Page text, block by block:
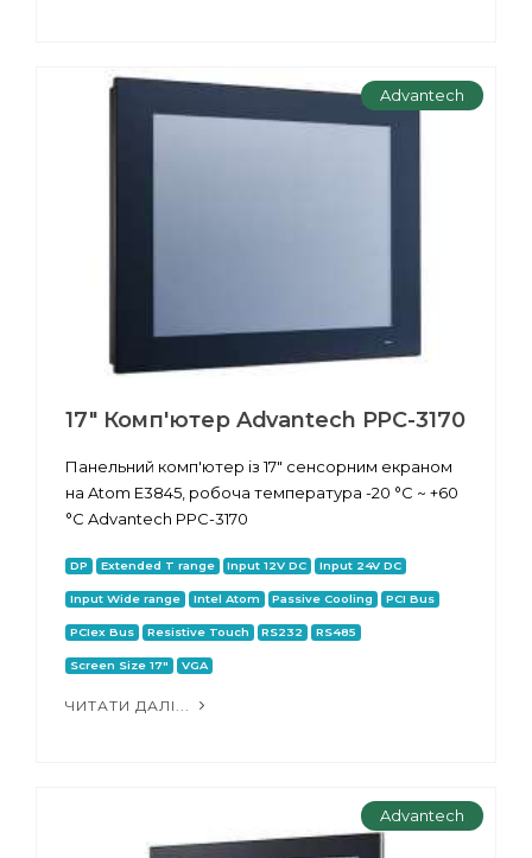
Advantech
17" Комп'ютер Advantech PPC-3170
Панельний комп'ютер із 17" сенсорним екраном
на Atom E3845, робоча температура -20 °C ~ +60
°C Advantech PPC-3170
DP Extended T range Input 12V DC Input 24V DC
Input Wide range Intel Atom Passive Cooling PCI Bus
PCIex Bus Resistive Touch RS232 RS485
Screen Size 17" VGA
ЧИТАТИ ДАЛІ...
Advantech